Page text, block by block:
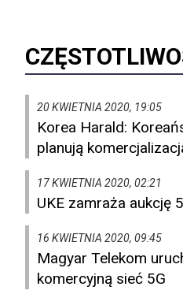
20 KWIETNIA 2020, 19:05
Korea Harald:
planują
17 KWIETNIA 2020, 02:21
UKE zamraża aukcję
16 KWIETNIA 2020, 09:45
Magyar Telekom
komercyjną sieć 5G